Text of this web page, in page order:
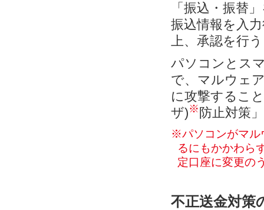
「振込・振替
振込情報を入
上、承認を行
パソコンとス
で、マルウェ
に攻撃するこ
ザ)※ 防止対策
※パソコンがマル
るにもかかわら
定口座に変更の
不正送金対策